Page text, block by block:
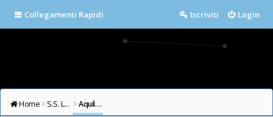
Collegamenti Rapidi Login
Iscriviti
Home S.S. LAZIO FORUM Aquile in cielo